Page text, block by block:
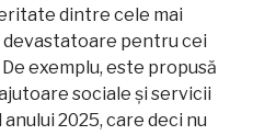
dintre cele mai
pentru cei
exemplu, este propusă
sociale și servicii
2025, care deci nu